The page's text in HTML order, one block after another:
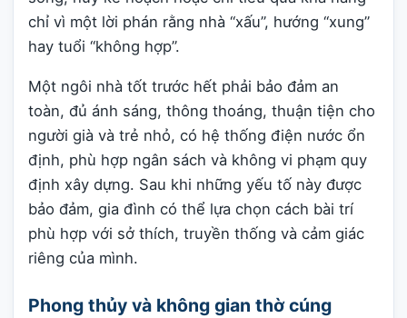
chỉ vì một lời phán rằng nhà “xấu”, hướng “xung”
hay tuổi “không hợp”.
Một ngôi nhà tốt trước hết phải bảo đảm an
toàn, đủ ánh sáng, thông thoáng, thuận tiện cho
người già và trẻ nhỏ, có hệ thống điện nước ổn
định, phù hợp ngân sách và không vi phạm quy
định xây dựng. Sau khi những yếu tố này được
bảo đảm, gia đình có thể lựa chọn cách bài trí
phù hợp với sở thích, truyền thống và cảm giác
riêng của mình.
Phong thủy và không gian thờ cúng